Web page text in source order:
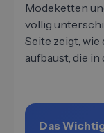
Modeketten
völlig
Seite zeigt,
aufbaust, die
Das